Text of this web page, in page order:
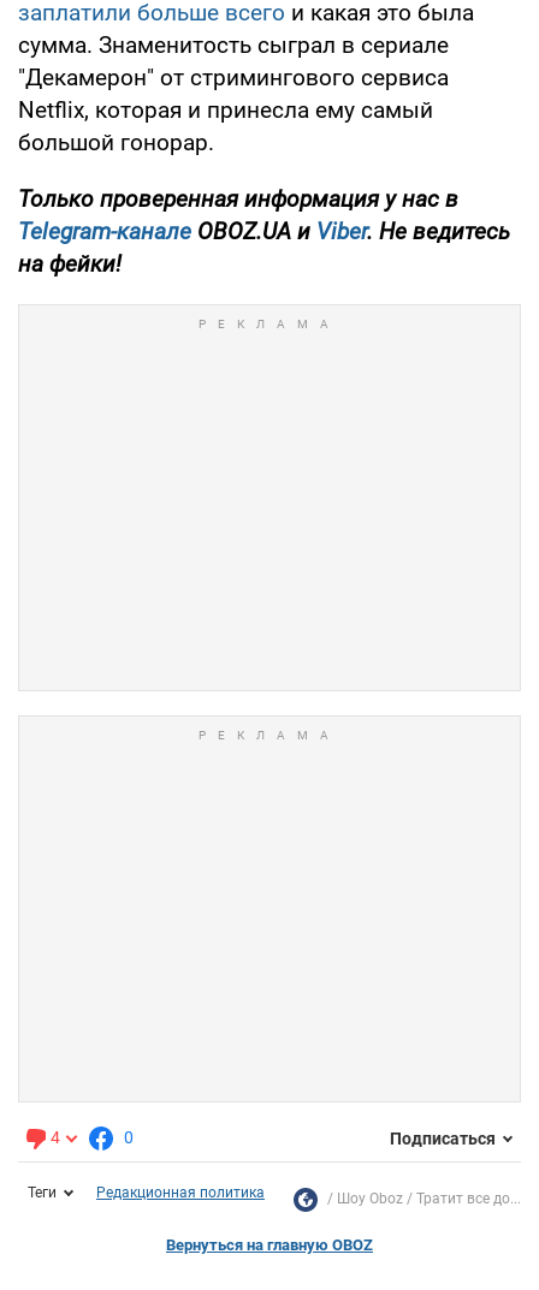
заплатили больше всего и какая это была
сумма. Знаменитость сыграл в сериале
"Декамерон" от стримингового сервиса
Netflix, которая и принесла ему самый
большой гонорар.
Только проверенная информация у нас в
Telegram-канале OBOZ.UA и Viber. Не ведитесь
на фейки!
4 0 Подписаться
Теги Редакционная политика Шоу Oboz Тратит все до...
Вернуться на главную OBOZ